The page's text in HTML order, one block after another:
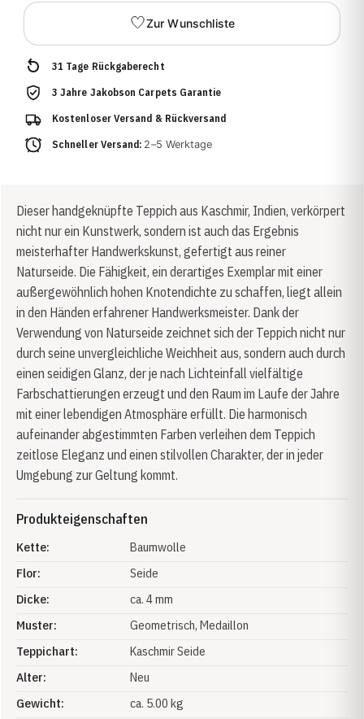
Zur Wunschliste
31 Tage Rückgaberecht
3 Jahre Jakobson Carpets Garantie
Kostenloser Versand & Rückversand
Schneller Versand: 2–5 Werktage
Dieser handgeknüpfte Teppich aus Kaschmir, Indien, verkörpert
nicht nur ein Kunstwerk, sondern ist auch das Ergebnis
meisterhafter Handwerkskunst, gefertigt aus reiner
Naturseide. Die Fähigkeit, ein derartiges Exemplar mit einer
außergewöhnlich hohen Knotendichte zu schaffen, liegt allein
in den Händen erfahrener Handwerksmeister. Dank der
Verwendung von Naturseide zeichnet sich der Teppich nicht nur
durch seine unvergleichliche Weichheit aus, sondern auch durch
einen seidigen Glanz, der je nach Lichteinfall vielfältige
Farbschattierungen erzeugt und den Raum im Laufe der Jahre
mit einer lebendigen Atmosphäre erfüllt. Die harmonisch
aufeinander abgestimmten Farben verleihen dem Teppich
zeitlose Eleganz und einen stilvollen Charakter, der in jeder
Umgebung zur Geltung kommt.
Produkteigenschaften
Kette:
Baumwolle
Flor:
Seide
Dicke:
ca. 4 mm
Muster:
Geometrisch, Medaillon
Teppichart:
Kaschmir Seide
Alter:
Neu
Gewicht:
ca. 5.00 kg